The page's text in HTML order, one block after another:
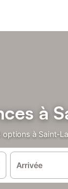
à
à Saint-
Arrivée